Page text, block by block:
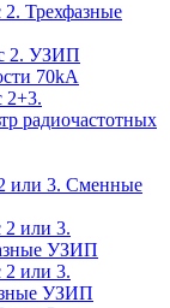
Трехфазные
2. УЗИП
70kA
2+3.
радиочастотных
или 3. Сменные
2 или 3.
УЗИП
2 или 3.
УЗИП